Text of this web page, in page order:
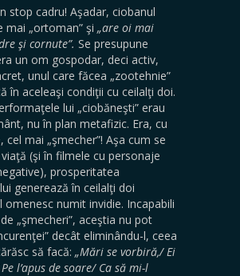
stop cadru! Aşadar, ciobanul
mai „ortoman” şi „are oi mai
şi cornute”. Se presupune
un om gospodar, deci activ,
unul care făcea „zootehnie”
în aceleaşi condiţii cu ceilalţi doi.
lui „ciobăneşti” erau
nu în plan metafizic. Era, cu
cel mai „şmecher”! Aşa cum se
(şi în filmele cu personaje
prosperitatea
generează în ceilalţi doi
omenesc numit invidie. Incapabili
„şmecheri”, aceştia nu pot
decât eliminându-l, ceea
să facă: „Mări se vorbiră,/ Ei
l’apus de soare/ Ca să mi-l